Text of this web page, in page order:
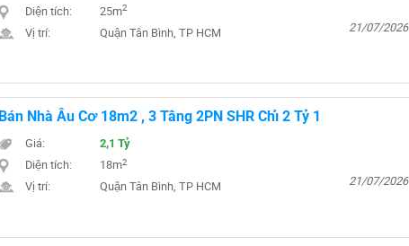
Diện tích: 25m2
Vị trí: Quận Tân Bình, TP HCM 21/07/2026
Bán Nhà Âu Cơ 18m2 , 3 Tầng 2PN SHR Chỉ 2 Tỷ 1
Giá: 2,1 Tỷ
Diện tích: 18m2
Vị trí: Quận Tân Bình, TP HCM 21/07/2026